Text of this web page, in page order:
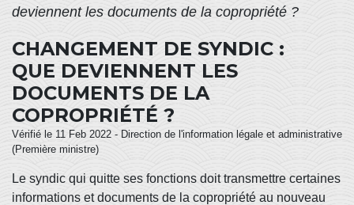
deviennent les documents de la copropriété ?
CHANGEMENT DE SYNDIC :
QUE DEVIENNENT LES
DOCUMENTS DE LA
COPROPRIÉTÉ ?
Vérifié le 11 Feb 2022 - Direction de l'information légale et administrative
(Première ministre)
Le syndic qui quitte ses fonctions doit transmettre certaines
informations et documents de la copropriété au nouveau